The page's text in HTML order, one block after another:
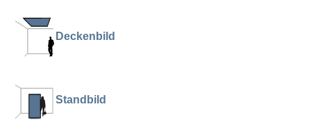
Deckenbild
Standbild